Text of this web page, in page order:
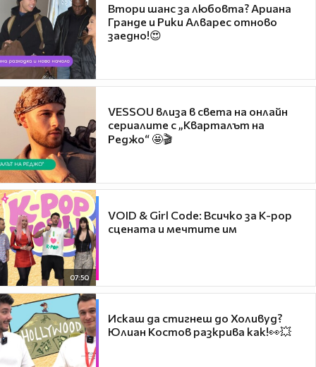
Втори шанс за любовта? Ариана
Гранде и Рики Алварес отново
заедно!😍
VESSOU влиза в света на онлайн
сериалите с „Кварталът на
Реджо“ 🤩🎬
07:50
VOID & Girl Code: Всичко за K-pop
сцената и мечтите им
Искаш да стигнеш до Холивуд?
Юлиан Костов разкрива как!👀💥